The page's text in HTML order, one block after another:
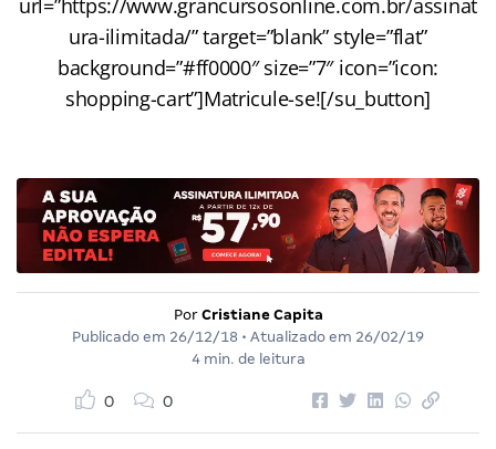
url=”https://www.grancursosonline.com.br/assinat
ura-ilimitada/” target=”blank” style=”flat”
background=”#ff0000″ size=”7″ icon=”icon:
shopping-cart”]Matricule-se![/su_button]
Por Cristiane Capita
Publicado em 26/12/18 • Atualizado em 26/02/19
4 min. de leitura
0 0